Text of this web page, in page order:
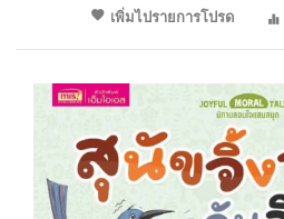
เพิ่มไปรายการโปรด